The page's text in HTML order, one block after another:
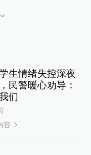
生情绪失控深夜
民警暖心劝导：
们
容